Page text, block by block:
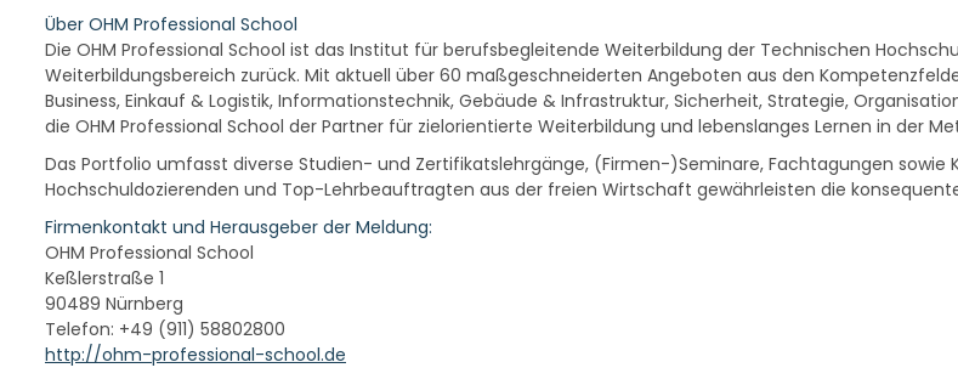
Über OHM Professional School
Die OHM Professional School ist das Institut für berufsbegleitende Weiterbildung der Technischen
Weiterbildungsbereich zurück. Mit aktuell über 60 maßgeschneiderten Angeboten aus den
Business, Einkauf & Logistik, Informationstechnik, Gebäude & Infrastruktur, Sicherheit, Strategie,
die OHM Professional School der Partner für zielorientierte Weiterbildung und lebenslanges Lernen in der
Das Portfolio umfasst diverse Studien- und Zertifikatslehrgänge, (Firmen-)Seminare, Fachtagungen
Hochschuldozierenden und Top-Lehrbeauftragten aus der freien Wirtschaft gewährleisten die
Firmenkontakt und Herausgeber der Meldung:
OHM Professional School
Keßlerstraße 1
90489 Nürnberg
Telefon: +49 (911) 58802800
http://ohm-professional-school.de